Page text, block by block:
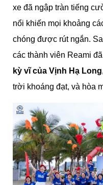
xe đã ngập tràn tiếng
nổi khiến mọi khoảng
chóng được rút ngắn.
các thành viên Reami
kỳ vĩ của Vịnh Hạ Long
trời khoáng đạt, và hòa